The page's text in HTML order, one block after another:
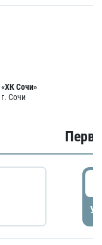
«ХК Сочи»
г. Сочи